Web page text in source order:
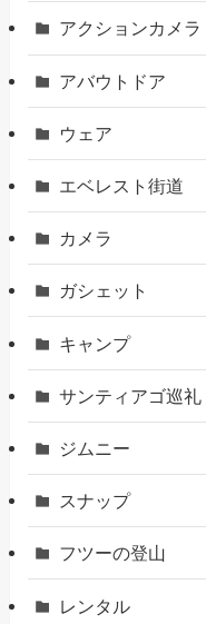
アクションカメラ
アバウトドア
ウェア
エベレスト街道
カメラ
ガシェット
キャンプ
サンティアゴ巡礼
ジムニー
スナップ
フツーの登山
レンタル